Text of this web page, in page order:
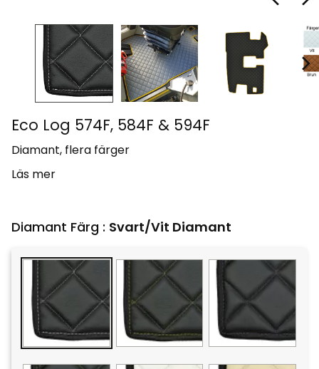
Eco Log 574F, 584F & 594F
Diamant, flera färger
Läs mer
Diamant Färg : Svart/Vit Diamant